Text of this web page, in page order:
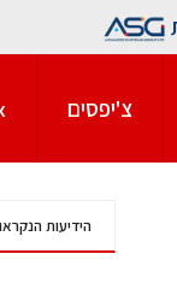
צ'יפסים
הידיעות